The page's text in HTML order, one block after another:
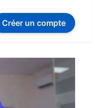
Créer un compte